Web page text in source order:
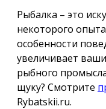
Рыбалка – это
некоторого
особенности
увеличивает
рыбного
щуку? Смотрите
Rybatskii.ru.